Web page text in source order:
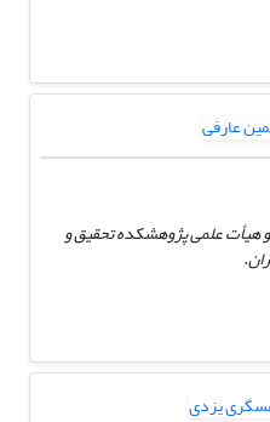
هیأت علمی پژوهشکده تحقیق و